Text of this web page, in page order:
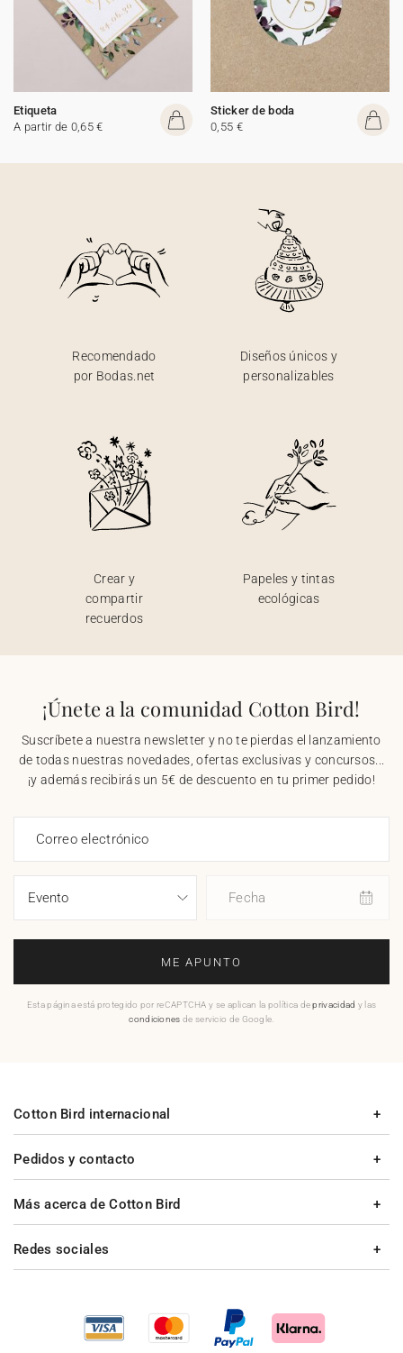
Etiqueta
A partir de 0,65 €
Sticker de boda
0,55 €
Recomendado
por Bodas.net
Diseños únicos y
personalizables
Crear y
compartir
recuerdos
Papeles y tintas
ecológicas
¡Únete a la comunidad Cotton Bird!
Suscríbete a nuestra newsletter y no te pierdas el lanzamiento
de todas nuestras novedades, ofertas exclusivas y concursos...
¡y además recibirás un 5€ de descuento en tu primer pedido!
Correo electrónico
Fecha
ME APUNTO
Esta página está protegido por reCAPTCHA y se aplican la política deprivacidad y las
condiciones de servicio de Google.
Pedidos y contacto
Más acerca de Cotton Bird
Cotton Bird internacional
Redes sociales